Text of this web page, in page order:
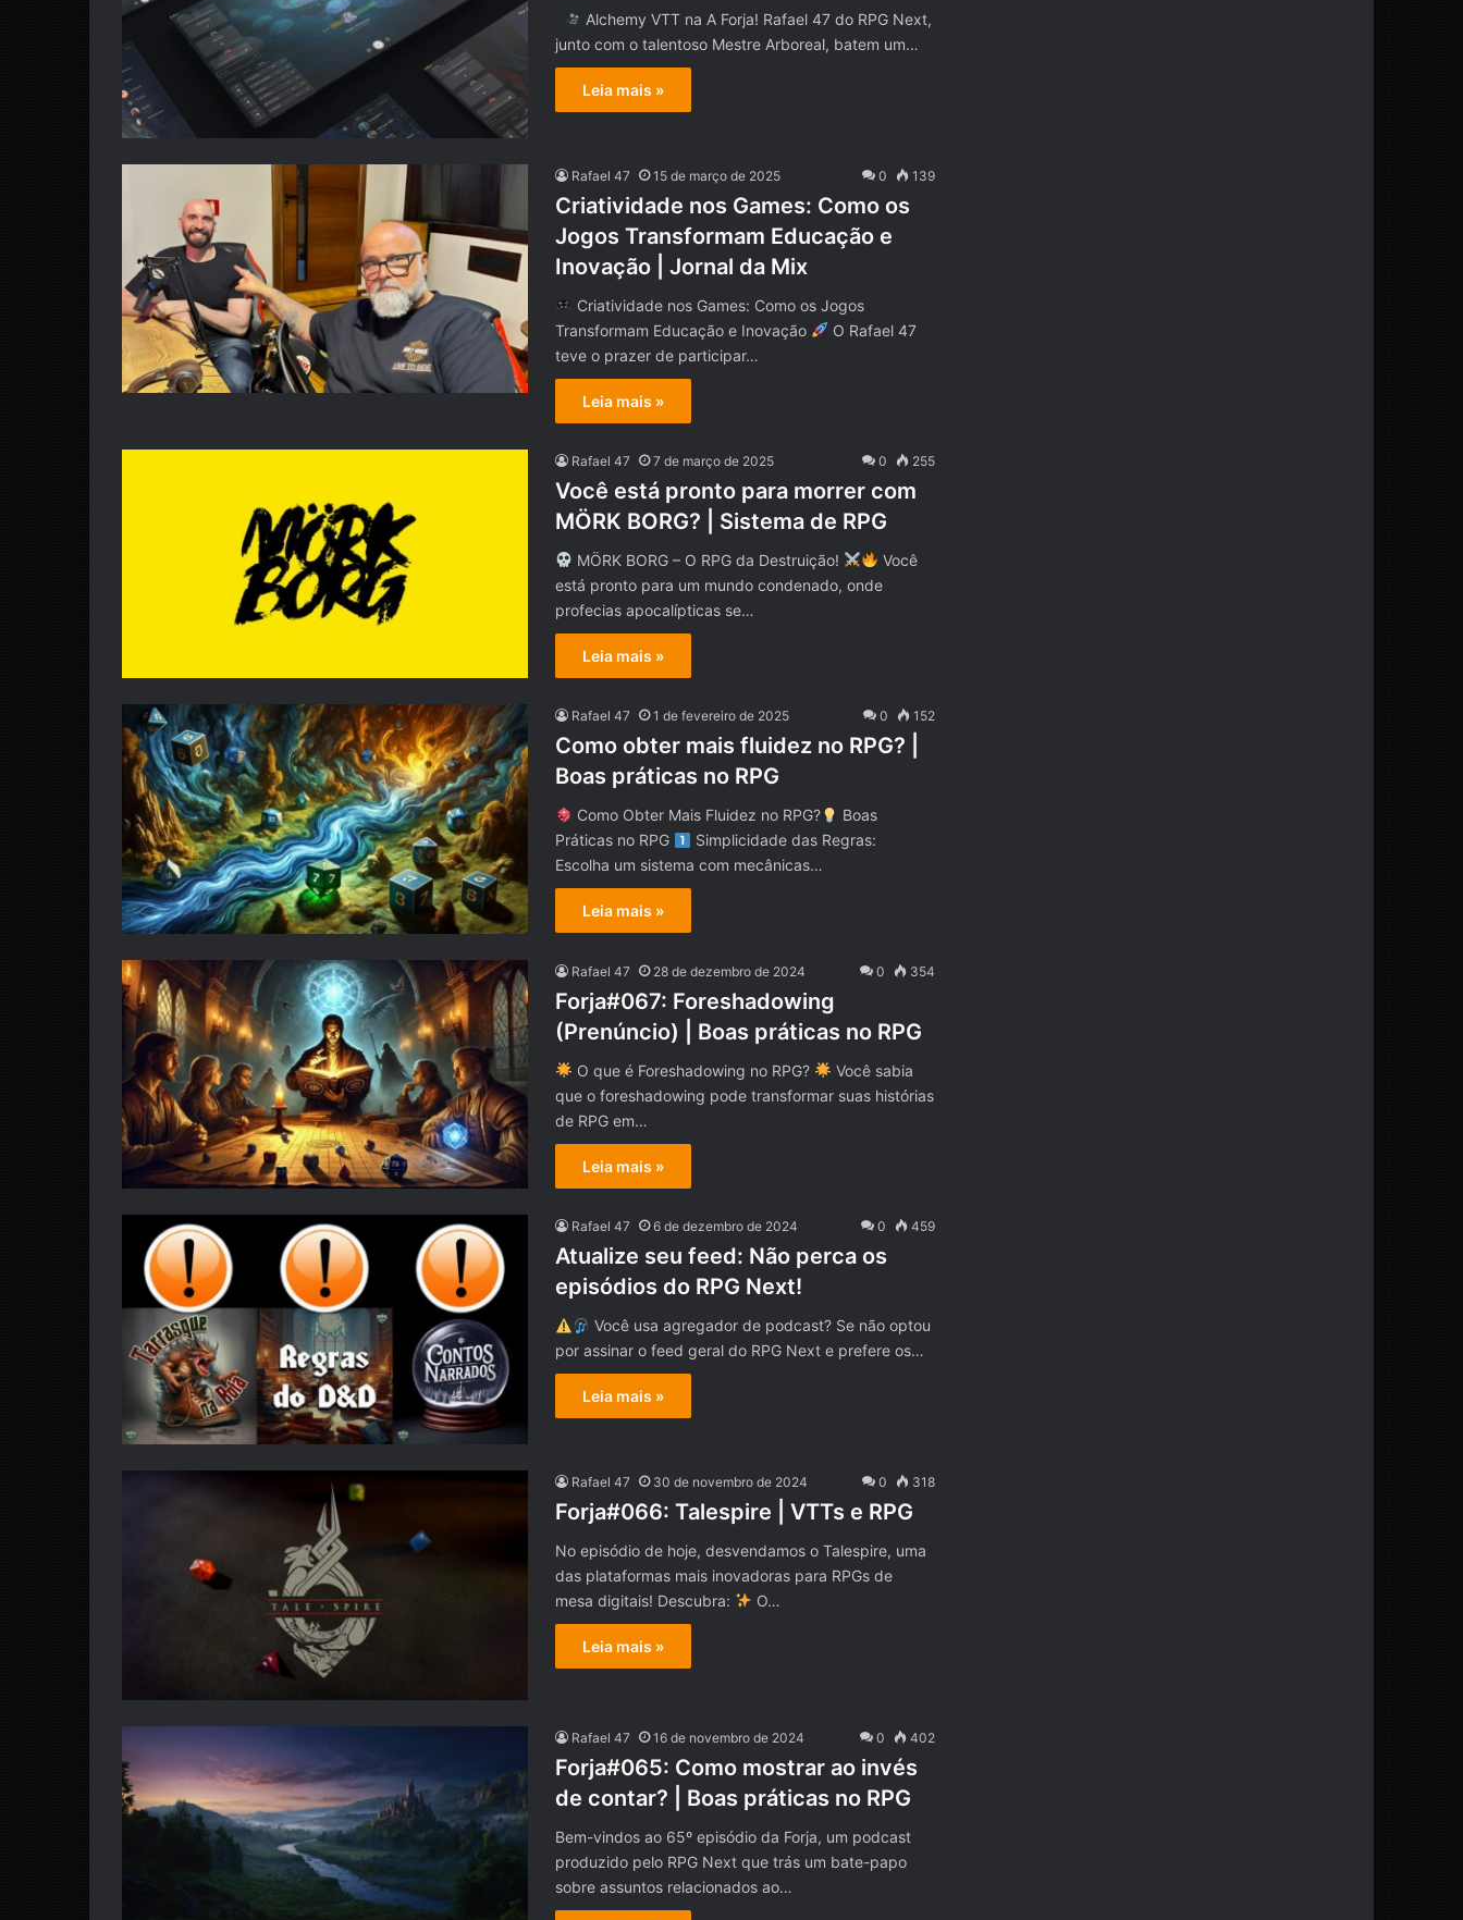
Alchemy VTT na A Forja! Rafael 47 do RPG Next,
junto com o talentoso Mestre Arboreal, batem um…
Leia mais »
Rafael 47 15 de março de 2025 0 139
Criatividade nos Games: Como os
Jogos Transformam Educação e
Inovação | Jornal da Mix
Criatividade nos Games: Como os Jogos
Transformam Educação e Inovação
O Rafael 47
teve o prazer de participar…
Leia mais »
Rafael 47 7 de março de 2025 0 255
Você está pronto para morrer com
MÖRK BORG? | Sistema de RPG
MÖRK BORG – O RPG da Destruição!
Você
está pronto para um mundo condenado, onde
profecias apocalípticas se…
Leia mais »
Rafael 47 1 de fevereiro de 2025 0 152
Como obter mais fluidez no RPG? |
Boas práticas no RPG
Como Obter Mais Fluidez no RPG?
Boas
Práticas no RPG
Simplicidade das Regras:
Escolha um sistema com mecânicas…
Leia mais »
Rafael 47 28 de dezembro de 2024 0 354
Forja#067: Foreshadowing
(Prenúncio) | Boas práticas no RPG
O que é Foreshadowing no RPG?
Você sabia
que o foreshadowing pode transformar suas histórias
de RPG em…
Leia mais »
Rafael 47 6 de dezembro de 2024 0 459
Atualize seu feed: Não perca os
episódios do RPG Next!
Você usa agregador de podcast? Se não optou
por assinar o feed geral do RPG Next e prefere os…
Leia mais »
Rafael 47 30 de novembro de 2024 0 318
Forja#066: Talespire | VTTs e RPG
No episódio de hoje, desvendamos o Talespire, uma
das plataformas mais inovadoras para RPGs de
mesa digitais! Descubra:
O…
Leia mais »
Rafael 47 16 de novembro de 2024 0 402
Forja#065: Como mostrar ao invés
de contar? | Boas práticas no RPG
Bem-vindos ao 65º episódio da Forja, um podcast
produzido pelo RPG Next que trás um bate-papo
sobre assuntos relacionados ao…